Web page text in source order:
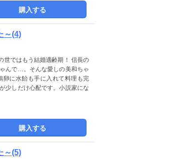
購入する
～(4)
世ではもう結婚適齢期！ 信長の
んで…。そんな愛しの美和ちゃ
に水飴も手に入れて料理も完
少しだけ心配です。小説家にな
購入する
～(5)